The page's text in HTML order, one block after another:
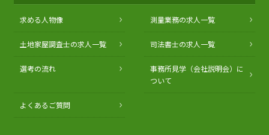
求める人物像 測量業務の求人一覧
土地家屋調査士の求人一覧 司法書士の求人一覧
選考の流れ
事務所見学（会社説明会）に
ついて
よくあるご質問